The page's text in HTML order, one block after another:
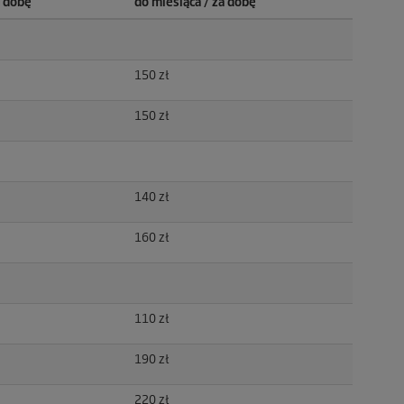
150 zł
150 zł
140 zł
160 zł
110 zł
190 zł
220 zł